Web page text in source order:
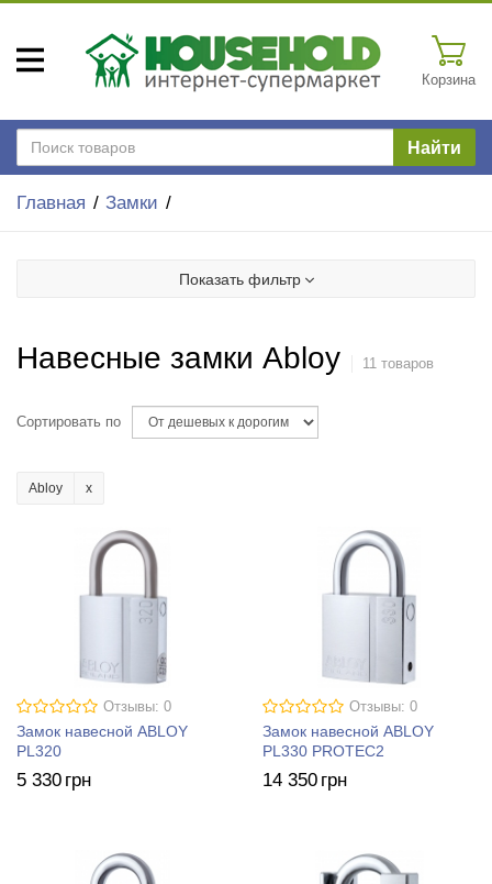
Корзина
Найти
Главная Замки
Показать фильтр
Навесные замки Abloy 11 товаров
Сортировать по
Abloy
Отзывы: 0
Замок навесной ABLOY
PL320
5 330 грн
Отзывы: 0
Замок навесной ABLOY
PL330 PROTEC2
14 350 грн